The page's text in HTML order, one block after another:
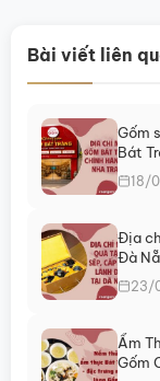
nhiều
biến
Các
tùy
chọn
có
thể
được
chọn
trên
sản
phẩm
Bài viết liên
Gốm
Bát
18/
Địa
Đà
ngay
23/
Ẩm
Gốm